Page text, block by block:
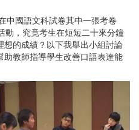
中國語文科試卷其中一張考卷
動，究竟考生在短短二十來分鐘
的成績？以下我舉出小組討論
教師指導學生改善口語表達能